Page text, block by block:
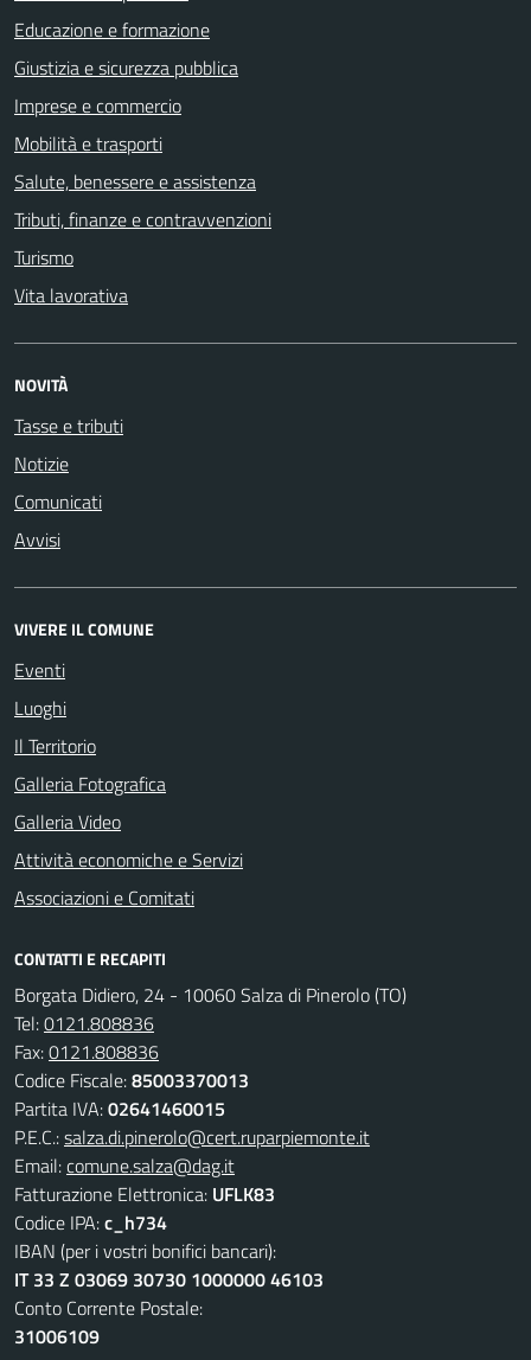
Educazione e formazione
Giustizia e sicurezza pubblica
Imprese e commercio
Mobilità e trasporti
Salute, benessere e assistenza
Tributi, finanze e contravvenzioni
Turismo
Vita lavorativa
NOVITÀ
Tasse e tributi
Notizie
Comunicati
Avvisi
VIVERE IL COMUNE
Eventi
Luoghi
Il Territorio
Galleria Fotografica
Galleria Video
Attività economiche e Servizi
Associazioni e Comitati
CONTATTI E RECAPITI
Borgata Didiero, 24 - 10060 Salza di Pinerolo (TO)
Tel:0121.808836
Fax:0121.808836
Codice Fiscale:85003370013
Partita IVA:02641460015
P.E.C.:salza.di.pinerolo@cert.ruparpiemonte.it
Email:comune.salza@dag.it
Fatturazione Elettronica: UFLK83
Codice IPA:c_h734
IBAN (per i vostri bonifici bancari):
IT 33 Z 03069 30730 1000000 46103
Conto Corrente Postale:
31006109